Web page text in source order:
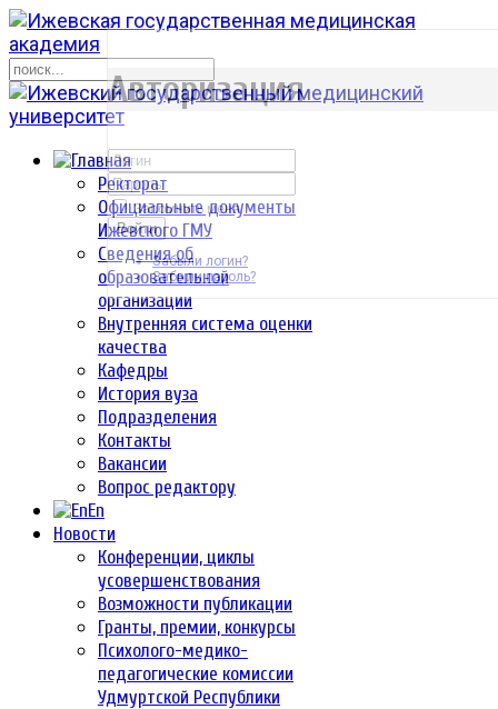
Ректорат
Официальные документы
Ижевского ГМУ
Сведения об
образовательной
организации
Внутренняя система оценки
качества
Кафедры
История вуза
Подразделения
Контакты
Вакансии
Вопрос редактору
En
Новости
Конференции, циклы
усовершенствования
Возможности публикации
Гранты, премии, конкурсы
Психолого-медико-
педагогические комиссии
Удмуртской Республики
р
Авторизация
Запомнить меня
Войти
Забыли логин?
Забыли пароль?